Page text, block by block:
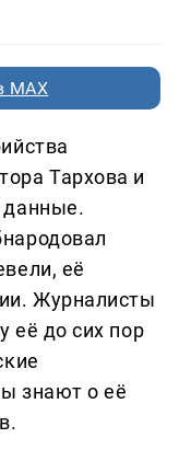
MAX
Тархова и
данные.
её
Журналисты
её до сих пор
знают о её